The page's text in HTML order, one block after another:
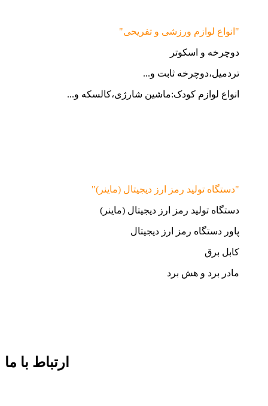
"انواع لوازم ورزشی و تفریحی"
دوچرخه و اسکوتر
تردمیل،دوچرخه ثابت و...
انواع لوازم کودک:ماشین شارژی،کالسکه و...
"دستگاه تولید رمز ارز دیجیتال (ماینر)"
دستگاه تولید رمز ارز دیجیتال (ماینر)
پاور دستگاه رمز ارز دیجیتال
کابل برق
مادر برد و هش برد
ارتباط با ما